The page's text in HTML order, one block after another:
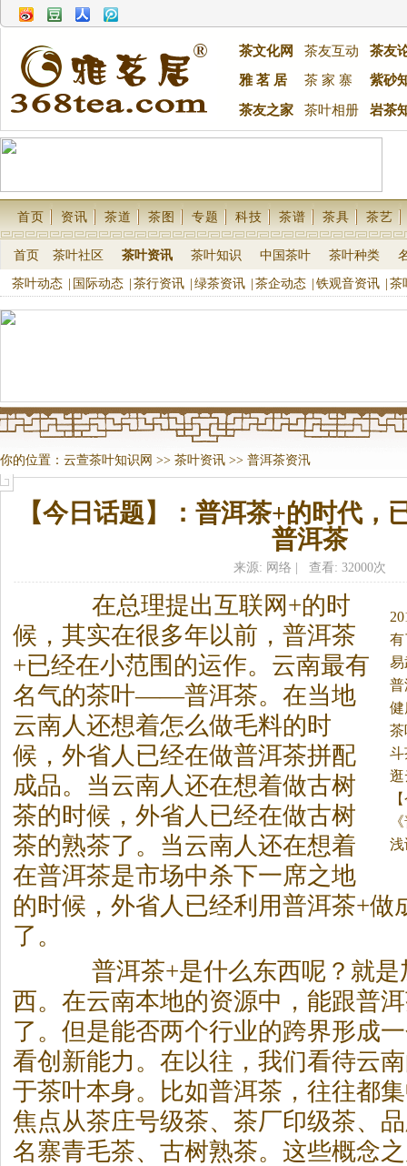
茶文化网 茶友互动
茶友
雅 茗 居
茶 家 寨 紫砂
茶友之家 茶叶相册 岩茶
首页 资讯 茶道 茶图 专题 科技 茶谱 茶具 茶艺
首页 茶叶社区 茶叶资讯 茶叶知识 中国茶叶 茶叶种类
茶叶动态 国际动态 茶行资讯 绿茶资讯 茶企动态 铁观音资讯 茶
你的位置： 云萱茶叶知识网 >> 茶叶资讯 >> 普洱茶资汛
【今日话题】：普洱茶+的时代，
普洱茶
来源: 网络 | 查看: 32000次
分
岛
店
意
在总理提出互联网+的时
候，其实在很多年以前，普洱茶
+已经在小范围的运作。 云南最有
名气的茶叶——普洱茶。在当地
云南人还想着怎么做毛料的时
候，外省人已经在做普洱茶拼配
成品。当云南人还在想着做古树
茶的时候，外省人已经在做古树
茶的熟茶了。当云南人还在想着
在普洱茶是市场中杀下一席之地
的时候，外省人已经利用普洱茶+做
了。
普洱茶+是什么东西呢？就
西。在云南本地的资源中，能跟普洱
了。但是能否两个行业的跨界形成
看创新能力。在以往，我们看待云
于茶叶本身。比如普洱茶 ，往往都
焦点从茶庄号级茶、 茶厂印级茶、
名寨青毛茶、古树熟茶。这些概念